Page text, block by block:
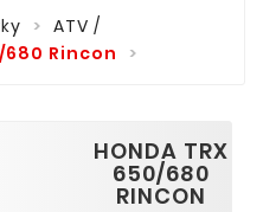
ATV /
680 Rincon
HONDA TRX
650/680
RINCON